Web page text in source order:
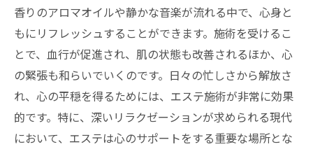
香りのアロマオイルや静かな音楽が流れる中で、心身と
もにリフレッシュすることができます。施術を受けるこ
とで、血行が促進され、肌の状態も改善されるほか、心
の緊張も和らいでいくのです。日々の忙しさから解放さ
れ、心の平穏を得るためには、エステ施術が非常に効果
的です。特に、深いリラクゼーションが求められる現代
において、エステは心のサポートをする重要な場所とな